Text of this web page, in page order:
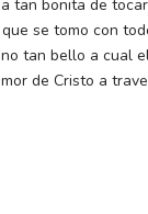
tan bonita de
se tomo con
tan bello a cual
de Cristo a